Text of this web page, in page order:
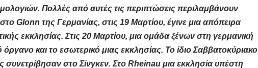
Πολλές από αυτές τις περιπτώσεις περιλαμβάνουν
Glonn της Γερμανίας, στις 19 Μαρτίου, έγινε μια απόπειρα
εκκλησίας. Στις 20 Μαρτίου, μια ομάδα ξένων στη γερμανική
και το εσωτερικό μιας εκκλησίας. Το ίδιο Σαββατοκύριακο
συνετρίβησαν στο Σίνγκεν. Στο Rheinau μια εκκλησία υπέστη